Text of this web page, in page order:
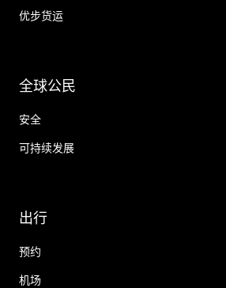
优步货运
全球公民
安全
可持续发展
出行
预约
机场